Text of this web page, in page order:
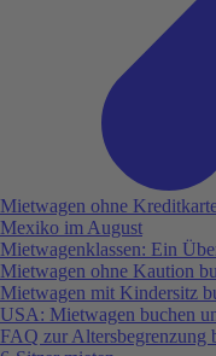
Mietwagen ohne
Mexiko im August
Mietwagenklassen: Ein
Mietwagen ohne Kaution
Mietwagen mit Kindersitz
USA: Mietwagen buchen
FAQ zur Altersbegrenzung